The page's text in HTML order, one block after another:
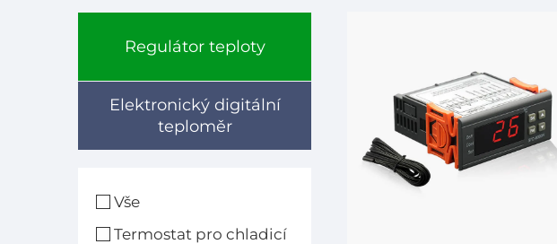
Regulátor teploty
Elektronický digitální
teploměr
Vše
Termostat pro chladicí